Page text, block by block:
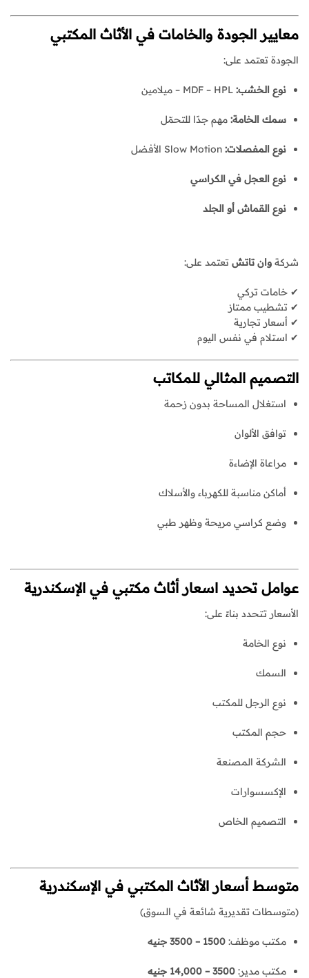
معايير الجودة والخامات في الأثاث المكتبي
الجودة تعتمد على:
نوع الخشب:MDF – HPL – ميلامين
سمك الخامة:مهم جدًا للتحمّل
نوع المفصلات:Slow Motion الأفضل
نوع العجل في الكراسي
نوع القماش أو الجلد
شركةوان تاتشتعتمد على:
✔ خامات تركي
✔ تشطيب ممتاز
✔ أسعار تجارية
✔ استلام في نفس اليوم
التصميم المثالي للمكاتب
استغلال المساحة بدون زحمة
توافق الألوان
مراعاة الإضاءة
أماكن مناسبة للكهرباء والأسلاك
وضع كراسي مريحة وظهر طبي
عوامل تحديد اسعار أثاث مكتبي في الإسكندرية
الأسعار تتحدد بناءً على:
نوع الخامة
السمك
نوع الرجل للمكتب
حجم المكتب
الشركة المصنعة
الإكسسوارات
التصميم الخاص
متوسط أسعار الأثاث المكتبي في الإسكندرية
(متوسطات تقديرية شائعة في السوق)
مكتب موظف:1500 – 3500 جنيه
مكتب مدير:3500 – 14,000 جنيه